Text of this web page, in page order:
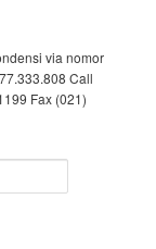
via nomor
Call
Fax (021)